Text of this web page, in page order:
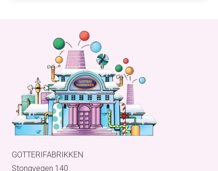
GOTTERIFABRIKKEN
Stongvegen 140